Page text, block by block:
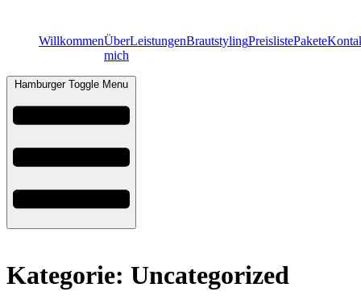
WillkommenÜber
mich
LeistungenBrautstylingPreislistePakete
Hamburger Toggle Menu
Kategorie: Uncategorized